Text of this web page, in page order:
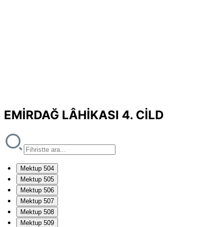
EMİRDAĞ LÂHİKASI 4. CİLD
Mektup 504
Mektup 505
Mektup 506
Mektup 507
Mektup 508
Mektup 509